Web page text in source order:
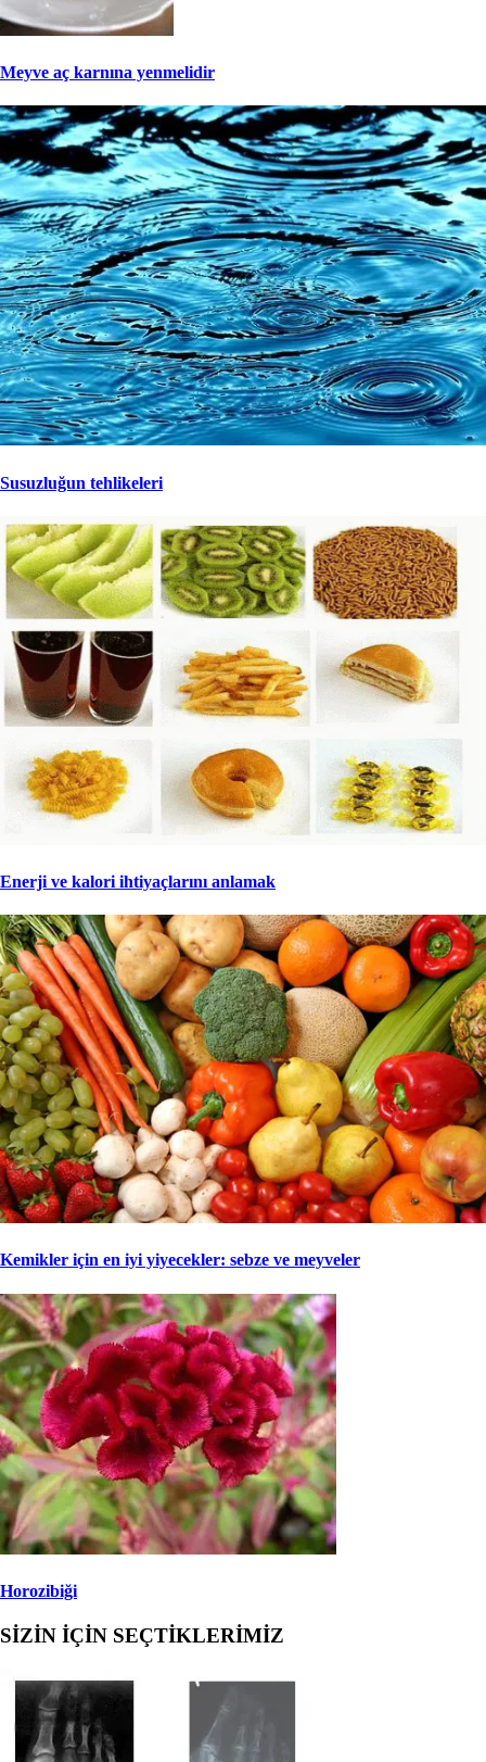
Meyve aç karnına yenmelidir
Susuzluğun tehlikeleri
Enerji ve kalori ihtiyaçlarını anlamak
Kemikler için en iyi yiyecekler: sebze ve meyveler
Horozibiği
SİZİN İÇİN SEÇTİKLERİMİZ